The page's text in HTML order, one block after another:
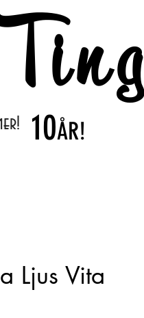
10ÅR!
Ljus Vita